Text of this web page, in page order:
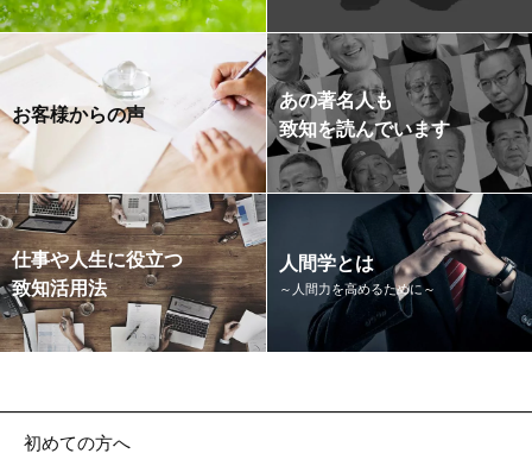
お客様からの声
あの著名人も
致知を読んでいます
仕事や人生に役立つ
致知活用法
人間学とは
～人間力を高めるために～
初めての方へ